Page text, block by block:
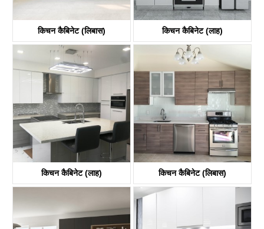
किचन कैबिनेट (लिबास) किचन कैबिनेट (लाह)
किचन कैबिनेट (लाह) किचन कैबिनेट (लिबास)